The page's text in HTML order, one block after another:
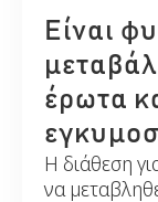
Είναι
έρωτα
Η διάθεση
να